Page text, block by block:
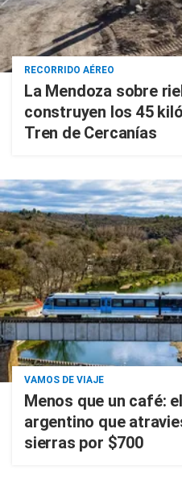
RECORRIDO AÉREO
La Mendoza sobre
construyen los 45
Tren de Cercanías
VAMOS DE VIAJE
Menos que un café:
argentino que
sierras por $700